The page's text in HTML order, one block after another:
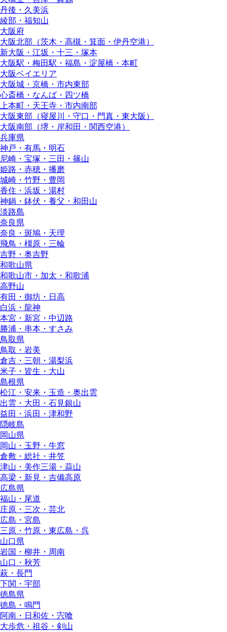
丹後・久美浜
綾部・福知山
大阪府
大阪北部（茨木・高槻・箕面・伊丹空港）
新大阪・江坂・十三・塚本
大阪駅・梅田駅・福島・淀屋橋・本町
大阪ベイエリア
大阪城・京橋・市内東部
心斎橋・なんば・四ツ橋
上本町・天王寺・市内南部
大阪東部（寝屋川・守口・門真・東大阪）
大阪南部（堺・岸和田・関西空港）
兵庫県
神戸・有馬・明石
尼崎・宝塚・三田・篠山
姫路・赤穂・播磨
城崎・竹野・豊岡
香住・浜坂・湯村
神鍋・鉢伏・養父・和田山
淡路島
奈良県
奈良・斑鳩・天理
飛鳥・橿原・三輪
吉野・奥吉野
和歌山県
和歌山市・加太・和歌浦
高野山
有田・御坊・日高
白浜・龍神
本宮・新宮・中辺路
勝浦・串本・すさみ
鳥取県
鳥取・岩美
倉吉・三朝・湯梨浜
米子・皆生・大山
島根県
松江・安来・玉造・奥出雲
出雲・大田・石見銀山
益田・浜田・津和野
隠岐島
岡山県
岡山・玉野・牛窓
倉敷・総社・井笠
津山・美作三湯・蒜山
高梁・新見・吉備高原
広島県
福山・尾道
庄原・三次・芸北
広島・宮島
三原・竹原・東広島・呉
山口県
岩国・柳井・周南
山口・秋芳
萩・長門
下関・宇部
徳島県
徳島・鳴門
阿南・日和佐・宍喰
大歩危・祖谷・剣山